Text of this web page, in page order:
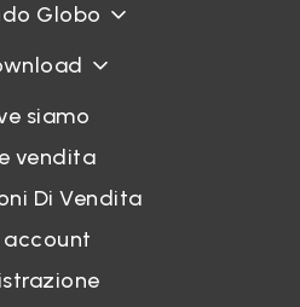
Globo
siamo
vendita
Di Vendita
account